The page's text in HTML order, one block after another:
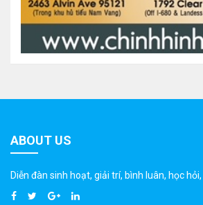
ABOUT US
Diễn đàn sinh hoạt, giải trí, bình luân, học hỏi,